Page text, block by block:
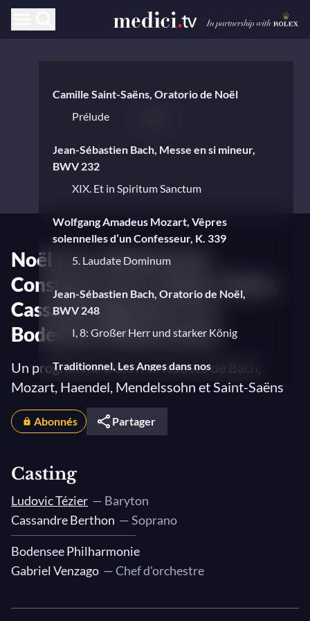
Camille Saint-Saëns, Oratorio de Noël
Prélude
Jean-Sébastien Bach, Messe en si mineur,
BWV 232
XIX. Et in Spiritum Sanctum
Wolfgang Amadeus Mozart, Vêpres
solennelles d’un Confesseur, K. 339
5. Laudate Dominum
Jean-Sébastien Bach, Oratorio de Noël,
BWV 248
I, 8: Großer Herr und starker König
Traditionnel, Les Anges dans nos
campagnes
Arcangelo Corelli, Concerto grosso en sol
mineur, op. 6, n° 8 (Concerto pour la nuit
2. Allegro
Felix Mendelssohn-Bartholdy, Elias, op.
70
weichen
da komm' ich her, BWV 701 : Fughetta
Noël à la cathédrale de
Constance avec Ludovic Tézier,
Cassandre Berthon et la
Bodensee Philharmonie
Un programme d'œuvres festives de Bach,
Mozart, Haendel, Mendelssohn et Saint-Saëns
Abonnés Partager
Casting
Ludovic Tézier — Baryton
Cassandre Berthon — Soprano
Bodensee Philharmonie
Gabriel Venzago — Chef d'orchestre